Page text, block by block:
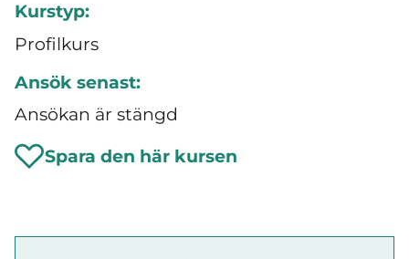
Kurstyp:
Profilkurs
Ansök senast:
Ansökan är stängd
Spara den här kursen